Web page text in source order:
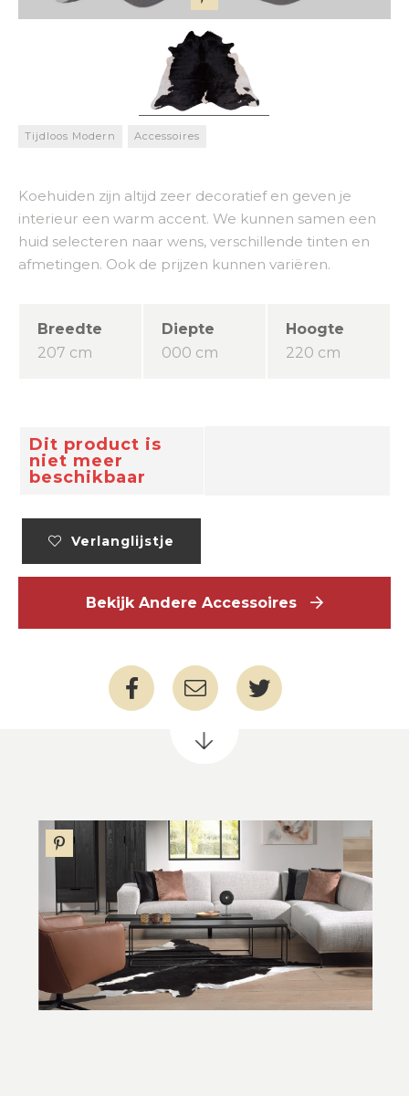
Tijdloos Modern Accessoires
Koehuiden zijn altijd zeer decoratief en geven je
interieur een warm accent. We kunnen samen een
huid selecteren naar wens, verschillende tinten en
afmetingen. Ook de prijzen kunnen variëren.
Breedte
207 cm
Diepte
000 cm
Hoogte
220 cm
Dit product is
niet meer
beschikbaar
Verlanglijstje
Bekijk Andere Accessoires